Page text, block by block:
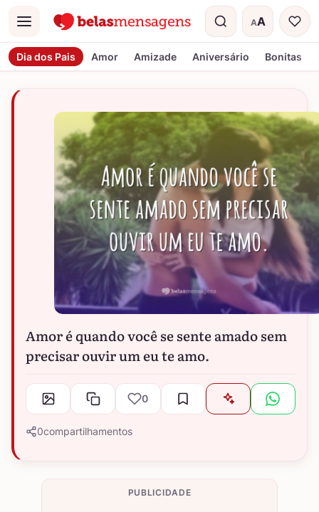
Menu AA
Tamanho do
Dia dos Pais Amor Amizade Aniversário Bonitas
Amor é quando você se sente amado sem
precisar ouvir um eu te amo.
0
0compartilhamentos
PUBLICIDADE